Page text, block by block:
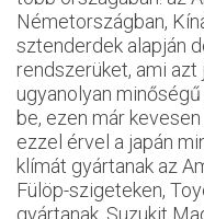
Németországban,
sztenderdek alapján
rendszerüket, ami
ugyanolyan
be, ezen már
ezzel érvel a japán
klímát gyártanak az
Fülöp-szigeteken,
gyártanak, Suzukit